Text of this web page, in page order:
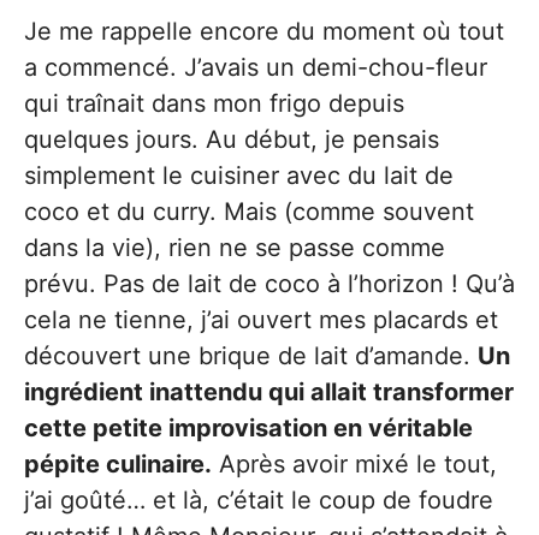
Je me rappelle encore du moment où tout
a commencé. J’avais un demi-chou-fleur
qui traînait dans mon frigo depuis
quelques jours. Au début, je pensais
simplement le cuisiner avec du lait de
coco et du curry. Mais (comme souvent
dans la vie), rien ne se passe comme
prévu. Pas de lait de coco à l’horizon ! Qu’à
cela ne tienne, j’ai ouvert mes placards et
découvert une brique de lait d’amande. Un
ingrédient inattendu qui allait transformer
cette petite improvisation en véritable
pépite culinaire. Après avoir mixé le tout,
j’ai goûté… et là, c’était le coup de foudre